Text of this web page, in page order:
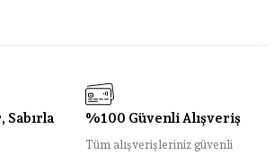
Sabırla
%100 Güvenli Alışveriş
Tüm alışverişleriniz güvenli